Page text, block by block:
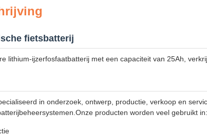
fietsbatterij
lithium-ijzerfosfaatbatterij met een capaciteit van 25Ah,
in onderzoek, ontwerp, productie, verkoop en
producten worden veel gebruikt in: